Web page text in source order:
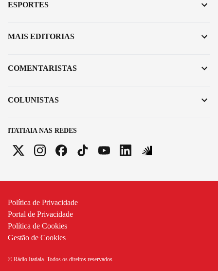
ITATIAIA NAS REDES
ESPORTES
MAIS EDITORIAS
COMENTARISTAS
COLUNISTAS
Política de Privacidade
Portal de Privacidade
Política de Cookies
Gestão de Cookies
© Rádio Itatiaia. Todos os direitos reservados.